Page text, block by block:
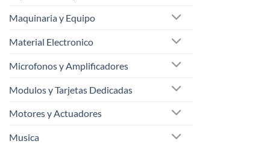
Maquinaria y Equipo
Material Electronico
Microfonos y Amplificadores
Modulos y Tarjetas Dedicadas
Motores y Actuadores
Musica